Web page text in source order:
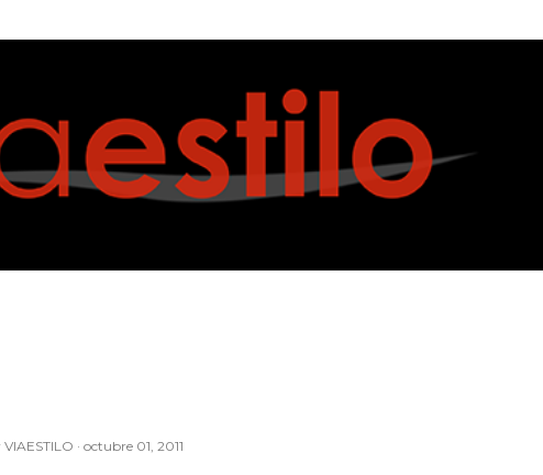
VIAESTILO octubre 01, 2011